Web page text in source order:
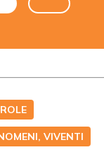
VIVENTI